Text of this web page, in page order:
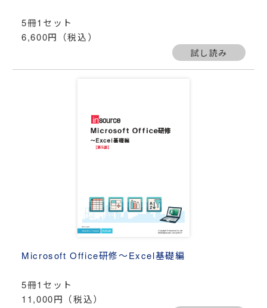
5冊1セット
6,600円（税込）
試し読み
Microsoft Office研修～Excel基礎編
5冊1セット
11,000円（税込）